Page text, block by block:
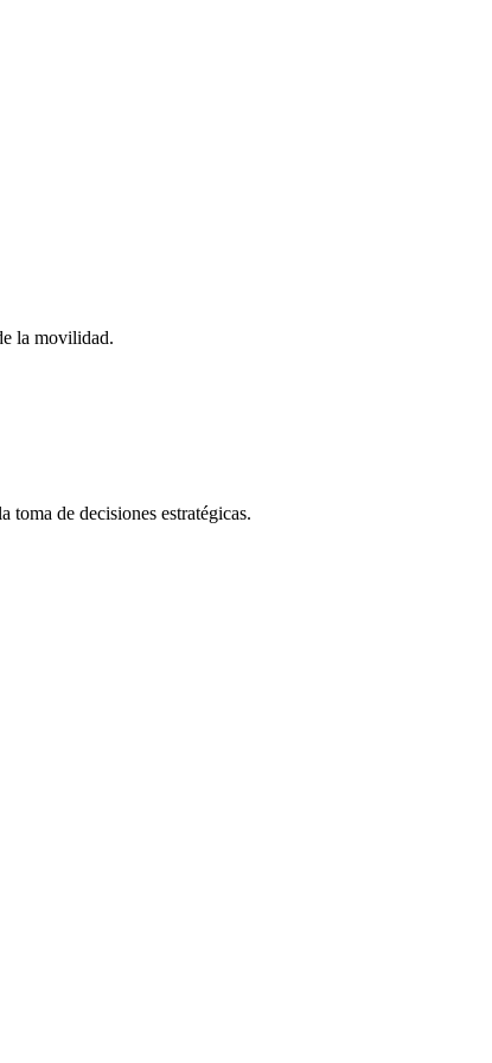
la movilidad.
toma de decisiones estratégicas.